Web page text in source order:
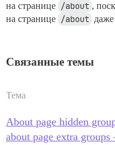
на странице /about ,
на странице /about даже
Связанные темы
Тема
About page hidden
about page extra